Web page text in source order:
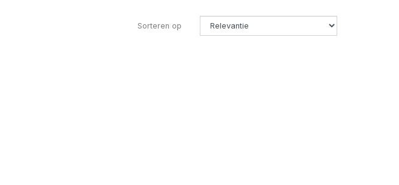
Sorteren op